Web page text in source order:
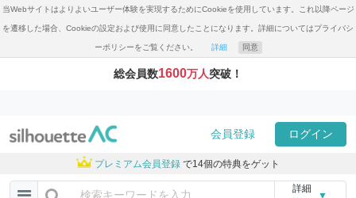
当Webサイトはよりよいユーザー体験を実現するためにCookieを使用しています。これ以降ページ
を遷移した場合、Cookieの設定および使用に同意したことになります。詳細についてはプライバシ
ーポリシーをご覧ください。 詳細 同意
総会員数1600万人突破！
会員登録 ログイン
プレミアム会員登録 で14個の特典をゲット
詳細
▼